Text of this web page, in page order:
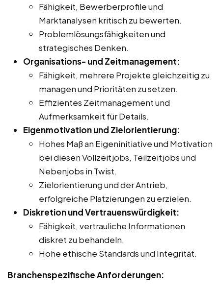
Fähigkeit, Bewerberprofile und
Marktanalysen kritisch zu bewerten.
Problemlösungsfähigkeiten und
strategisches Denken.
Organisations- und Zeitmanagement:
Fähigkeit, mehrere Projekte gleichzeitig zu
managen und Prioritäten zu setzen.
Effizientes Zeitmanagement und
Aufmerksamkeit für Details.
Eigenmotivation und Zielorientierung:
Hohes Maß an Eigeninitiative und Motivation
bei diesen Vollzeitjobs, Teilzeitjobs und
Nebenjobs in Twist.
Zielorientierung und der Antrieb,
erfolgreiche Platzierungen zu erzielen.
Diskretion und Vertrauenswürdigkeit:
Fähigkeit, vertrauliche Informationen
diskret zu behandeln.
Hohe ethische Standards und Integrität.
Branchenspezifische Anforderungen: